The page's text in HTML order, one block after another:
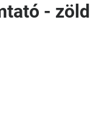
- zöld